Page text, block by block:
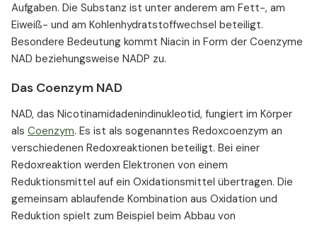
Aufgaben. Die Substanz ist unter anderem am Fett-, am
Eiweiß- und am Kohlenhydratstoffwechsel beteiligt.
Besondere Bedeutung kommt Niacin in Form der Coenzyme
NAD beziehungsweise NADP zu.
Das Coenzym NAD
NAD, das Nicotinamidadenindinukleotid, fungiert im Körper
als Coenzym. Es ist als sogenanntes Redoxcoenzym an
verschiedenen Redoxreaktionen beteiligt. Bei einer
Redoxreaktion werden Elektronen von einem
Reduktionsmittel auf ein Oxidationsmittel übertragen. Die
gemeinsam ablaufende Kombination aus Oxidation und
Reduktion spielt zum Beispiel beim Abbau von